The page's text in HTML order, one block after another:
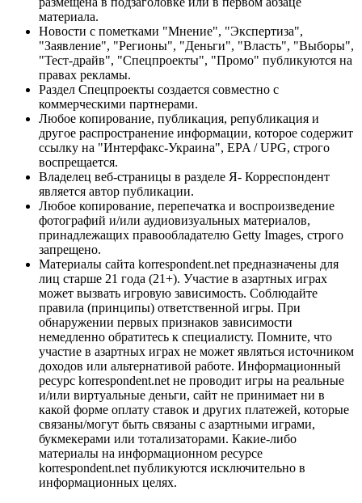
материала.
Новости с пометками "Мнение", "Экспертиза",
"Заявление", "Регионы", "Деньги", "Власть", "Выборы",
"Тест-драйв", "Спецпроекты", "Промо" публикуются на
правах рекламы.
Раздел Спецпроекты создается совместно с
коммерческими партнерами.
Любое копирование, публикация, републикация и
другое распространение информации, которое содержит
ссылку на "Интерфакс-Украина", EPA / UPG, строго
воспрещается.
Владелец веб-страницы в разделе Я- Корреспондент
является автор публикации.
Любое копирование, перепечатка и воспроизведение
фотографий и/или аудиовизуальных материалов,
принадлежащих правообладателю Getty Images, строго
запрещено.
Материалы сайта korrespondent.net предназначены для
лиц старше 21 года (21+). Участие в азартных играх
может вызвать игровую зависимость. Соблюдайте
правила (принципы) ответственной игры. При
обнаружении первых признаков зависимости
немедленно обратитесь к специалисту. Помните, что
участие в азартных играх не может являться источником
доходов или альтернативой работе. Информационный
ресурс korrespondent.net не проводит игры на реальные
и/или виртуальные деньги, сайт не принимает ни в
какой форме оплату ставок и других платежей, которые
связаны/могут быть связаны с азартными играми,
букмекерами или тотализаторами. Какие-либо
материалы на информационном ресурсе
korrespondent.net публикуются исключительно в
информационных целях.